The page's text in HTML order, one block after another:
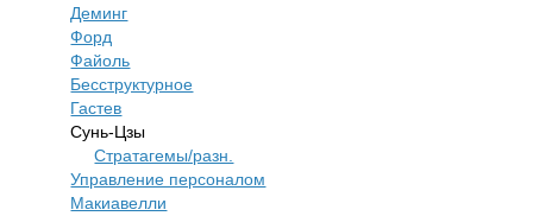
Деминг
Форд
Файоль
Бесструктурное
Гастев
Сунь-Цзы
Стратагемы/разн.
Управление персоналом
Макиавелли